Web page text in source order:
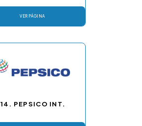
VER PÁGINA
14. PEPSICO INT.